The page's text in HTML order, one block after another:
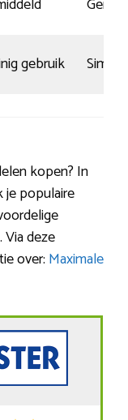
gebruik Simpel
kopen? In
je populaire
deze
over: Maximale